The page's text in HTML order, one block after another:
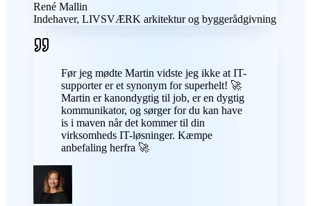
René Mallin
Indehaver, LIVSVÆRK arkitektur og byggerådgivning
Før jeg mødte Martin vidste jeg ikke at IT-
supporter er et synonym for superhelt! 🚀
Martin er kanondygtig til job, er en dygtig
kommunikator, og sørger for du kan have
is i maven når det kommer til din
virksomheds IT-løsninger. Kæmpe
anbefaling herfra 🚀